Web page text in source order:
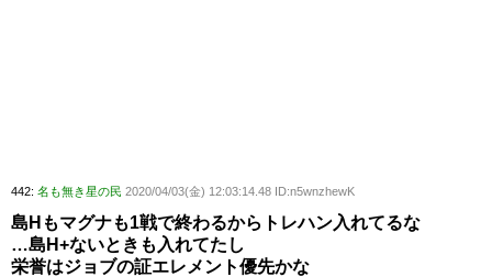
442: 名も無き星の民 2020/04/03(金) 12:03:14.48 ID:n5wnzhewK
島Hもマグナも1戦で終わるからトレハン入れてるな
…島H+ないときも入れてたし
栄誉はジョブの証エレメント優先かな